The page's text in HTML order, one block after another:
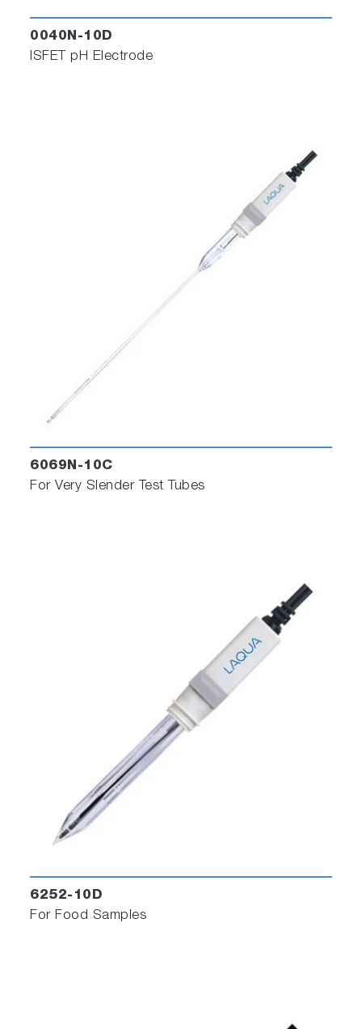
0040N-10D
ISFET pH Electrode
6069N-10C
For Very Slender Test Tubes
6252-10D
For Food Samples